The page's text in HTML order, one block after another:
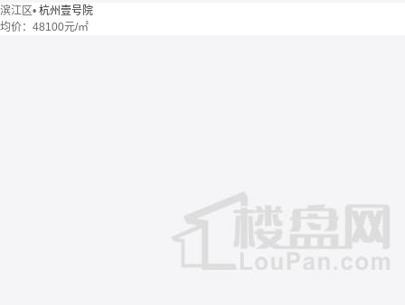
滨江区• 杭州壹号院
均价： 48100元/㎡